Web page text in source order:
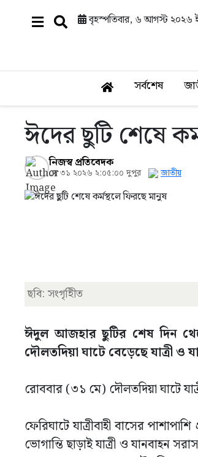
বৃহস্পতিবার, ৬ আগস্ট ২০২৬
সর্বশেষ
ঈদের ছুটি শেষে
নিজস্ব প্রতিবেদক
মে ৩১ ২০২৬ ২:০৫:০০ দুপুর জাতীয়
ছবি: সংগৃহীিত
ঈদুল আজহার ছুটির শেষ দিন
দৌলতদিয়া ঘাটে বেড়েছে যাত্রী ও
রোববার (৩১ মে) দৌলতদিয়া ঘাটে
ফেরিঘাটে যাত্রীবা‌হী বাসের
ভোগান্তি ছাড়াই যাত্রী ও যানবাহন